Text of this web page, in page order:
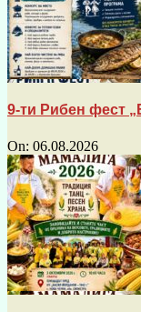
9-ти Рибен фест
On: 06.08.2026